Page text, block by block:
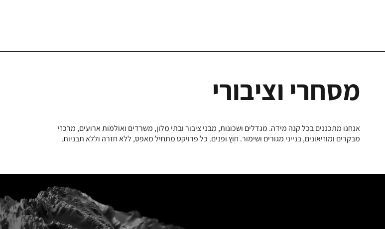
מסחרי וציבורי
אנחנו מתכננים בכל קנה מידה. מגדלים ושכונות, מבני ציבור ובתי מלון, משרדים ואולמות ארועים, מרכזי
מבקרים ומוזיאונים, בנייני מגורים ושימור. חוץ ופנים. כל פרויקט מתחיל מאפס, ללא חזרה וללא תבניות.